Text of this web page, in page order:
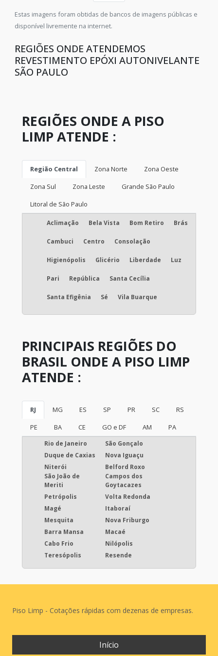
Revestimento autonivelante epóxi São Paulo
Lábio polimérico Campinas
Revestimento autonivelante uretano São Paulo
Demarcação de faixas para estacionamento
Lapidação de concreto preço Campinas
Piso autonivelante PU Vale do Paraíba
Revestimento de piso industrial São Paulo
Fabrica de epóxi
Lapidação de piso de concreto preço Campinas
Revestimento de piso para cozinha industrial
Hidrofugante incolor preço
Pavimento drenante Campinas
Piso epóxi valor metro quadrado Vale do
Paraíba
Revestimento epóxi autonivelante São Paulo
Impermeabilização de diques de contenção
Polimento alto brilho Vale do Paraíba
Pavimento drenante preço Campinas
Impermeabilizante oleofugante preço
Revestimento piso uretano São Paulo
Pintura de faixa de estacionamento Campinas
Estas imagens foram obtidas de bancos de imagens públicas e
disponível livremente na internet.
REGIÕES ONDE ATENDEMOS
REVESTIMENTO EPÓXI AUTONIVELANTE
SÃO PAULO
REGIÕES ONDE A PISO
LIMP ATENDE :
Região Central Zona Norte
Zona Oeste
Zona Sul
Zona Leste
Grande São Paulo
Litoral de São Paulo
Aclimação Bela Vista Bom Retiro Brás
Cambuci Centro Consolação
Higienópolis Glicério Liberdade Luz
Pari República Santa Cecília
Santa Efigênia Sé Vila Buarque
PRINCIPAIS REGIÕES DO
BRASIL ONDE A PISO LIMP
ATENDE :
RJ MG ES SP PR SC
RS
PE
BA CE GO e DF AM PA
Rio de Janeiro
São Gonçalo
Duque de Caxias
Nova Iguaçu
Niterói
Belford Roxo
São João de
Meriti
Campos dos
Goytacazes
Petrópolis
Volta Redonda
Magé
Itaboraí
Mesquita
Nova Friburgo
Barra Mansa
Macaé
Cabo Frio
Nilópolis
Teresópolis
Resende
Piso Limp - Cotações rápidas com dezenas de empresas.
Início